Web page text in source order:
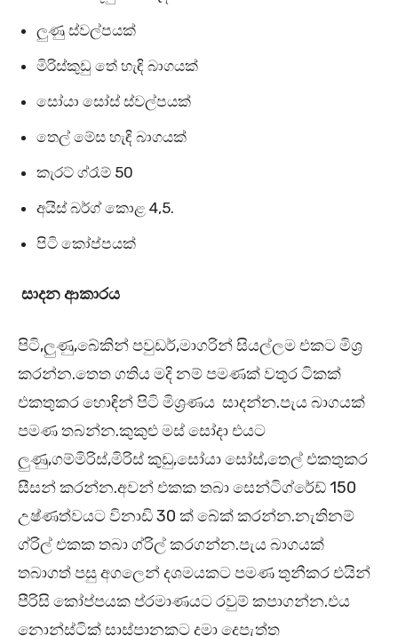
ලුණු ස්වල්පයක්
මිරිස්කුඩු තේ හැඳි බාගයක්
සෝයා සෝස් ස්වල්පයක්
තෙල් මේස හැඳි බාගයක්
කැරට් ග්රෑම් 50
අයිස් බර්ග් කොළ 4,5.
පිටි කෝප්පයක්
සාදන ආකාරය
පිටි,ලුණු,බේකින් පවුඩර්,මාගරින් සියල්ලම එකට මිශ්‍ර
කරන්න.තෙත ගතිය මදි නම් පමණක් වතුර ටිකක්
එකතුකර හොඳින් පිටි මිශ්‍රණය සාදන්න.පැය බාගයක්
පමණ තබන්න.කුකුළු මස් සෝදා එයට
ලුණු,ගම්මිරිස්,මිරිස් කුඩු,සෝයා සෝස්,තෙල් එකතුකර
සීසන් කරන්න.අවන් එකක තබා සෙන්ටිග්රේඩ් 150
උෂ්ණත්වයට විනාඩි 30 ක් බේක් කරන්න.නැතිනම්
ග්රිල් එකක තබා ග්රිල් කරගන්න.පැය බාගයක්
තබාගත් පසු අගලෙන් දශමයකට පමණ තුනීකර එයින්
පීරිසි කෝප්පයක ප්රමාණයට රවුම් කපාගන්න.එය
නොන්ස්ටික් සාස්පානකට දමා දෙපැත්ත